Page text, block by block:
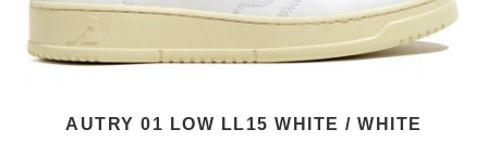
AUTRY 01 LOW LL15 WHITE / WHITE